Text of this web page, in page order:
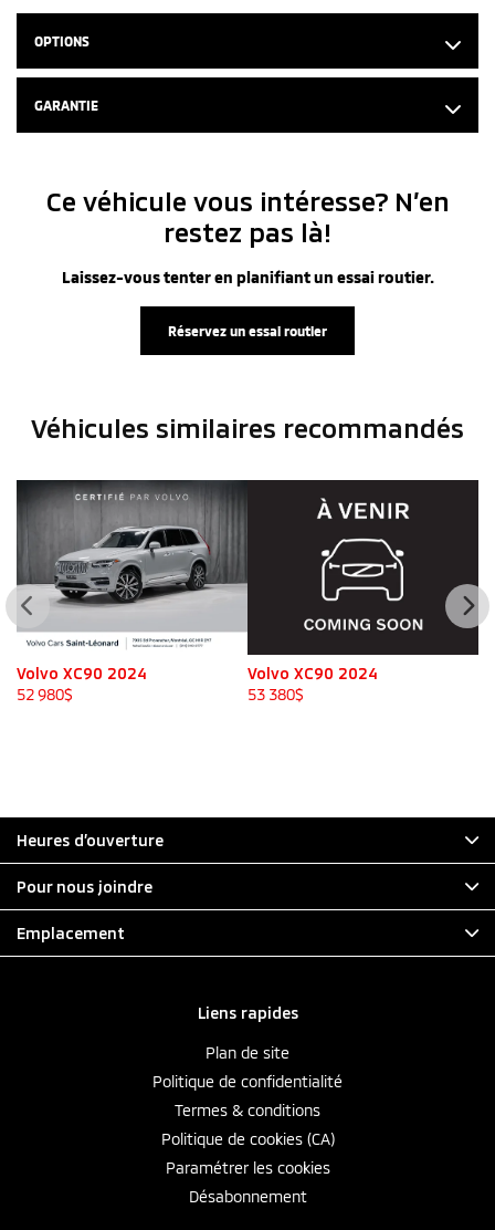
OPTIONS
GARANTIE
Ce véhicule vous intéresse? N’en
restez pas là!
Laissez-vous tenter en planifiant un essai routier.
Réservez un essai routier
Véhicules similaires recommandés
Volvo XC90 2024
52 980$
Volvo XC90 2024
53 380$
Liens rapides
Plan de site
Politique de confidentialité
Termes & conditions
Politique de cookies (CA)
Paramétrer les cookies
Désabonnement
Heures d’ouverture
Pour nous joindre
Emplacement